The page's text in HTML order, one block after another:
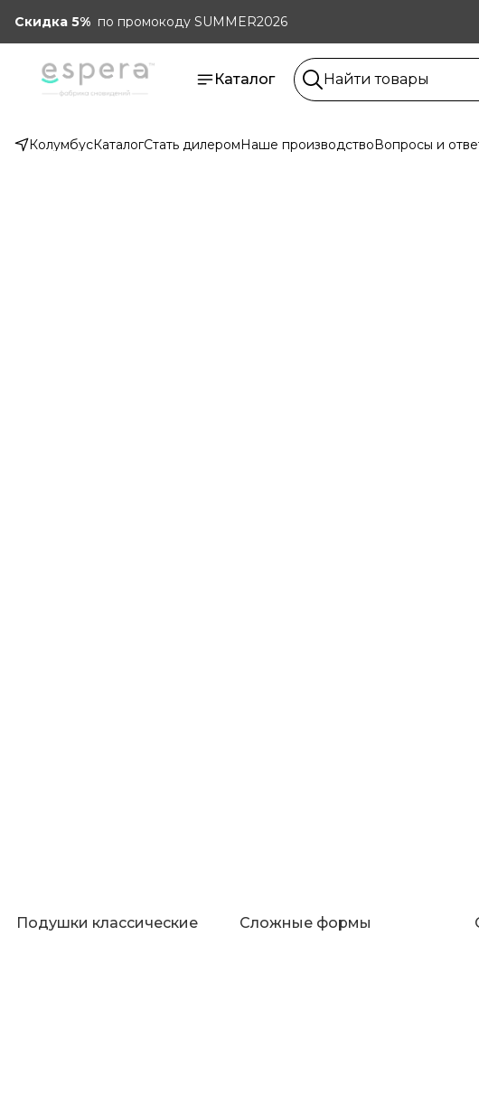
Скидка 5% по промокоду SUMMER2026
Каталог
КолумбусКаталогСтать дилеромНаше производствоВопросы и
Подушки классические Сложные формы